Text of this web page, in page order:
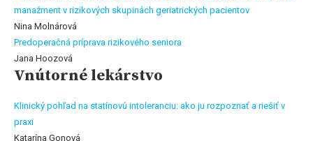
manažment v rizikových skupinách geriatrických pacientov
Nina Molnárová
Predoperačná príprava rizikového seniora
Jana Hoozová
Vnútorné lekárstvo
Klinický pohľad na statínovú intoleranciu: ako ju rozpoznať a riešiť v
praxi
Katarína Gonová